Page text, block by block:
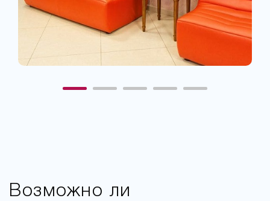
Возможно ли